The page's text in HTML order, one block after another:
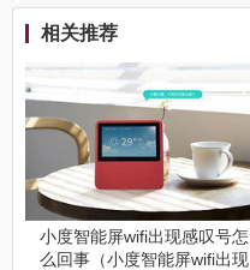
相关推荐
小度智能屏wifi出现感叹号怎
么回事（小度智能屏wifi出现